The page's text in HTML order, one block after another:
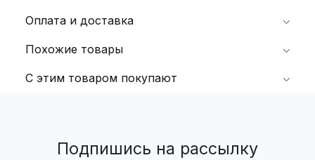
С этим товаром покупают
Оплата и доставка
Похожие товары
Подпишись на рассылку